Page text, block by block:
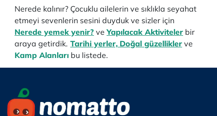
Nerede kalınır? Çocuklu ailelerin ve sıklıkla seyahat
etmeyi sevenlerin sesini duyduk ve sizler için
Nerede yemek yenir? veYapılacak Aktiviteler bir
araya getirdik. Tarihi yerler, Doğal güzellikler ve
Kamp Alanları bu listede.